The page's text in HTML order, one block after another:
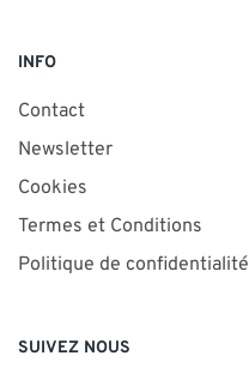
INFO
Contact
Newsletter
Cookies
Termes et Conditions
Politique de confidentialité
SUIVEZ NOUS